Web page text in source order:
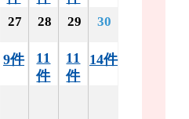
27
9件
28
11
件
29
11
件
30
14件